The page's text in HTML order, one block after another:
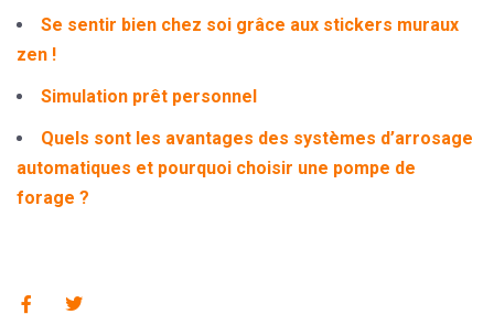
Se sentir bien chez soi grâce aux stickers muraux
zen !
Simulation prêt personnel
Quels sont les avantages des systèmes d’arrosage
automatiques et pourquoi choisir une pompe de
forage ?